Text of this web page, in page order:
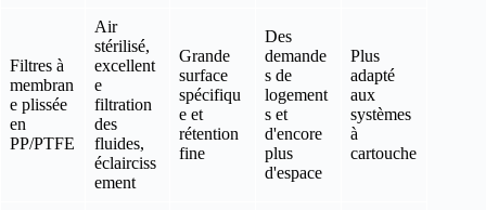
Filtres à
membran
e plissée
en
PP/PTFE
Air
stérilisé,
excellent
e
filtration
des
fluides,
éclairciss
ement
Grande
surface
spécifiqu
e et
rétention
fine
Des
demande
s de
logement
s et
d'encore
plus
d'espace
Plus
adapté
aux
systèmes
à
cartouche